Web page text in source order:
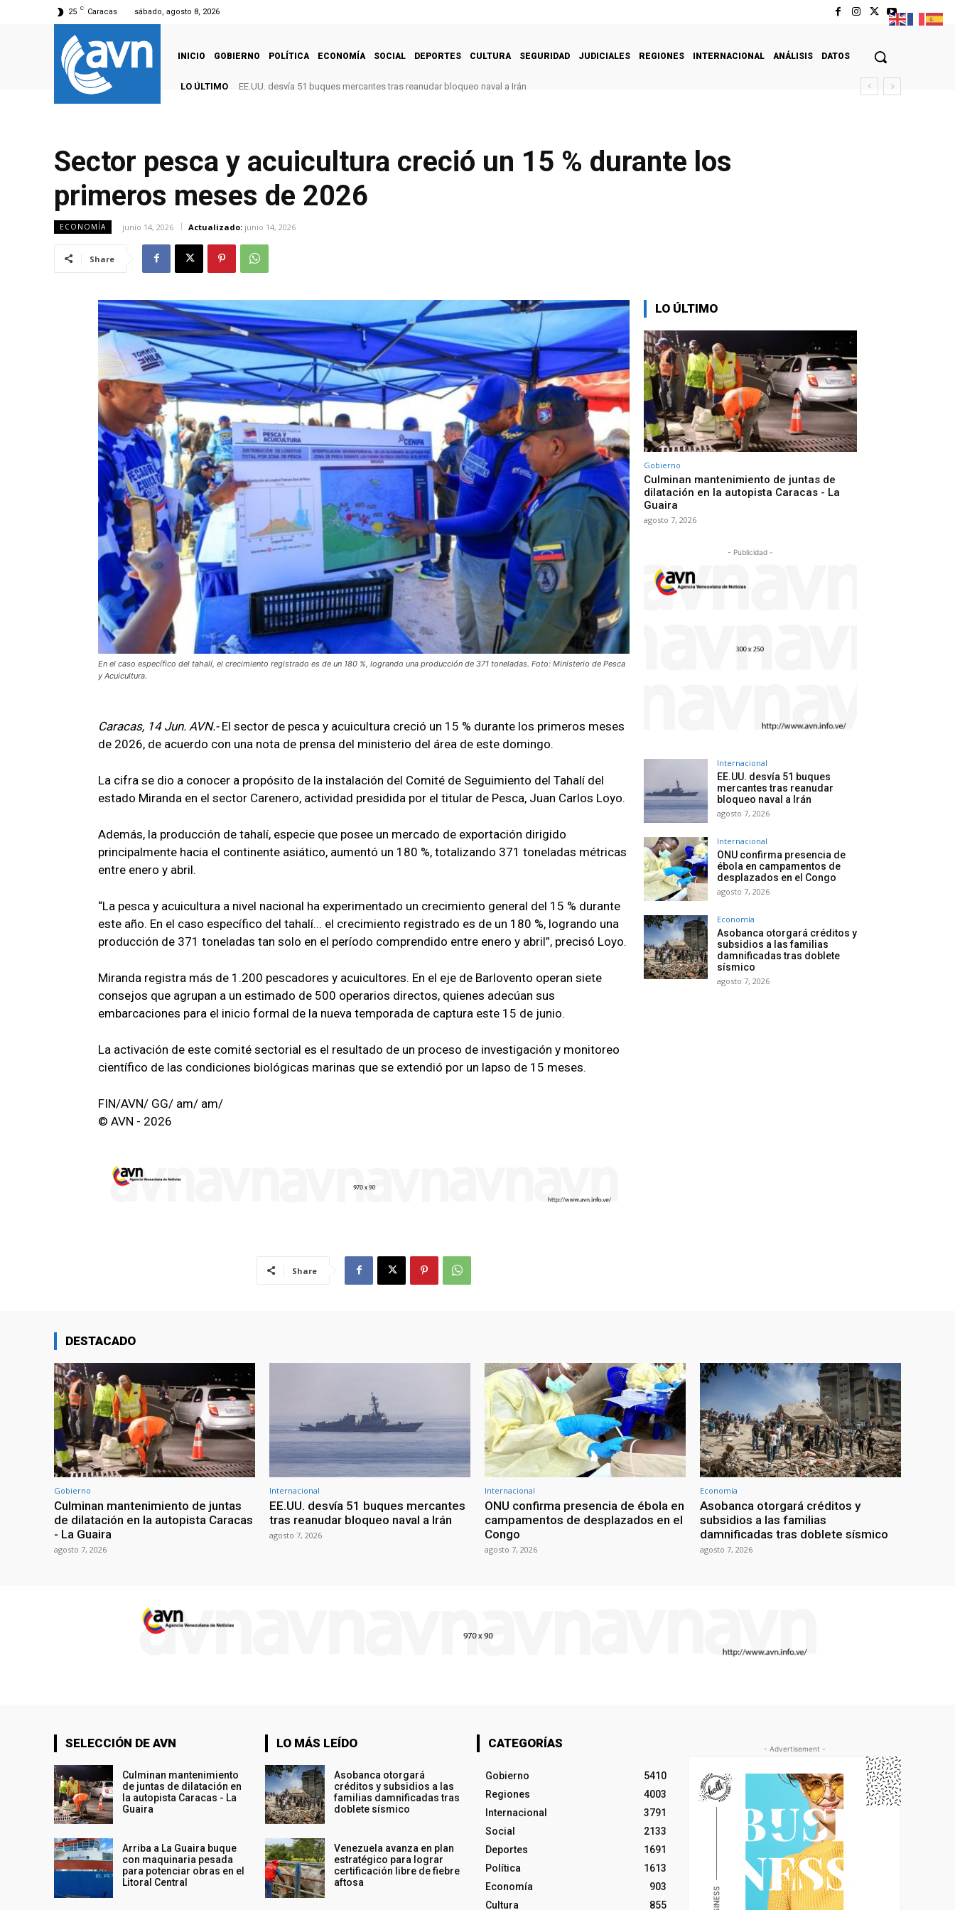
25 C Caracas sábado, agosto 8, 2026
INICIO GOBIERNO POLÍTICA ECONOMÍA SOCIAL DEPORTES CULTURA SEGURIDAD JUDICIALES REGIONES INTERNACIONAL ANÁLISIS DATOS
LO ÚLTIMO EE.UU. desvía 51 buques mercantes tras reanudar bloqueo naval a Irán
Sector pesca y acuicultura creció un 15 % durante los
primeros meses de 2026
ECONOMÍA junio 14, 2026 Actualizado: junio 14, 2026
Share
En el caso específico del tahalí, el crecimiento registrado es de un 180 %, logrando una producción de 371 toneladas. Foto: Ministerio de Pesca
y Acuicultura.
Caracas, 14 Jun. AVN.- El sector de pesca y acuicultura creció un 15 % durante los primeros meses
de 2026, de acuerdo con una nota de prensa del ministerio del área de este domingo.
La cifra se dio a conocer a propósito de la instalación del Comité de Seguimiento del Tahalí del
estado Miranda en el sector Carenero, actividad presidida por el titular de Pesca, Juan Carlos Loyo.
Además, la producción de tahalí, especie que posee un mercado de exportación dirigido
principalmente hacia el continente asiático, aumentó un 180 %, totalizando 371 toneladas métricas
entre enero y abril.
“La pesca y acuicultura a nivel nacional ha experimentado un crecimiento general del 15 % durante
este año. En el caso específico del tahalí... el crecimiento registrado es de un 180 %, logrando una
producción de 371 toneladas tan solo en el período comprendido entre enero y abril”, precisó Loyo.
Miranda registra más de 1.200 pescadores y acuicultores. En el eje de Barlovento operan siete
consejos que agrupan a un estimado de 500 operarios directos, quienes adecúan sus
embarcaciones para el inicio formal de la nueva temporada de captura este 15 de junio.
La activación de este comité sectorial es el resultado de un proceso de investigación y monitoreo
científico de las condiciones biológicas marinas que se extendió por un lapso de 15 meses.
FIN/AVN/ GG/ am/ am/
© AVN - 2026
Share
LO ÚLTIMO
Gobierno
Culminan mantenimiento de juntas de
dilatación en la autopista Caracas - La
Guaira
agosto 7, 2026
- Publicidad -
Internacional
EE.UU. desvía 51 buques
mercantes tras reanudar
bloqueo naval a Irán
agosto 7, 2026
Internacional
ONU confirma presencia de
ébola en campamentos de
desplazados en el Congo
agosto 7, 2026
Economía
Asobanca otorgará créditos y
subsidios a las familias
damnificadas tras doblete
sísmico
agosto 7, 2026
DESTACADO
Gobierno
Culminan mantenimiento de juntas
de dilatación en la autopista Caracas
- La Guaira
agosto 7, 2026
Internacional
EE.UU. desvía 51 buques mercantes
tras reanudar bloqueo naval a Irán
agosto 7, 2026
Internacional
ONU confirma presencia de ébola en
campamentos de desplazados en el
Congo
agosto 7, 2026
Economía
Asobanca otorgará créditos y
subsidios a las familias
damnificadas tras doblete sísmico
agosto 7, 2026
SELECCIÓN DE AVN
Culminan mantenimiento
de juntas de dilatación en
la autopista Caracas - La
Guaira
Arriba a La Guaira buque
con maquinaria pesada
para potenciar obras en el
Litoral Central
LO MÁS LEÍDO
Asobanca otorgará
créditos y subsidios a las
familias damnificadas tras
doblete sísmico
Venezuela avanza en plan
estratégico para lograr
certificación libre de fiebre
aftosa
CATEGORÍAS
Gobierno
5410
Regiones
4003
Internacional
3791
Social
2133
Deportes
1691
Política
1613
Economía
903
Cultura
855
- Advertisement -